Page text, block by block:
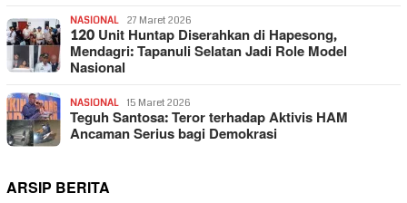
NASIONAL 27 Maret 2026
120 Unit Huntap Diserahkan di Hapesong,
Mendagri: Tapanuli Selatan Jadi Role Model
Nasional
NASIONAL 15 Maret 2026
Teguh Santosa: Teror terhadap Aktivis HAM
Ancaman Serius bagi Demokrasi
ARSIP BERITA